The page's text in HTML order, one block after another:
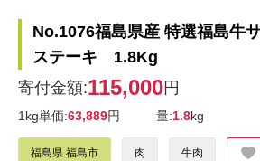
No.1076福島県産 特選福島牛
ステーキ 1.8Kg
寄付金額:115,000円
1kg単価:63,889円 量:1.8kg
福島県 福島市 肉 牛肉